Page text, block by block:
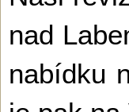
nad
nabídku